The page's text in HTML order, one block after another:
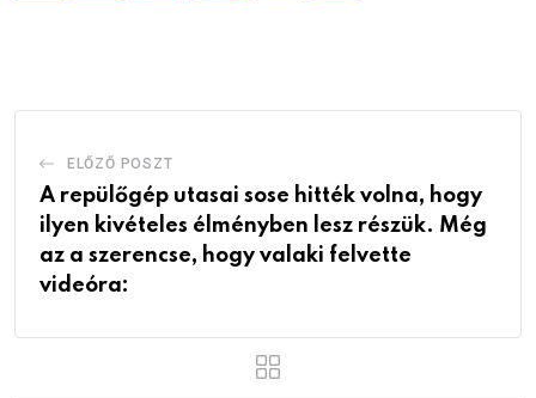
ELŐZŐ POSZT
A repülőgép utasai sose hitték volna, hogy
ilyen kivételes élményben lesz részük. Még
az a szerencse, hogy valaki felvette
videóra: